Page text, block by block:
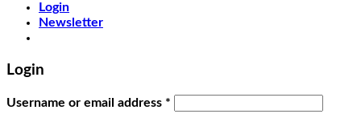
Login
Newsletter
Login
Username or email address *